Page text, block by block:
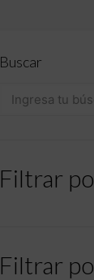
Buscar
Filtrar
Filtrar